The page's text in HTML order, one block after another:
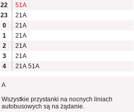
22
51A
23
21A
0
21A
1
21A
2
21A
3
21A
4
21A 51A
A
Wszystkie przystanki na nocnych liniach
autobusowych są na żądanie.